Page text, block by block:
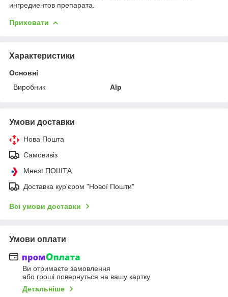
ингредиентов препарата.
Приховати
Характеристики
Основні
Виробник
Аїр
Умови доставки
Нова Пошта
Самовивіз
Meest ПОШТА
Доставка кур'єром "Нової Пошти"
Всі умови доставки
Умови оплати
Ви отримаєте замовлення
або гроші повернуться на вашу картку
Детальніше